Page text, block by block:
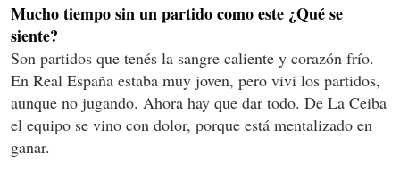
Mucho tiempo sin un partido como este ¿Qué se
siente?
Son partidos que tenés la sangre caliente y corazón frío.
En Real España estaba muy joven, pero viví los partidos,
aunque no jugando. Ahora hay que dar todo. De La Ceiba
el equipo se vino con dolor, porque está mentalizado en
ganar.